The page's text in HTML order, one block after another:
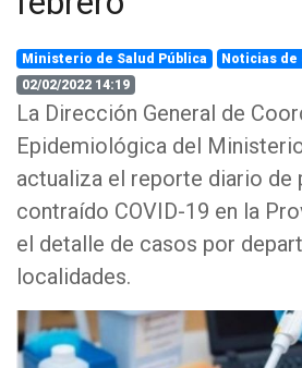
Ministerio de Salud Pública Noticias de
02/02/2022 14:19
La Dirección General de
Epidemiológica del
actualiza el reporte diario de
contraído COVID-19 en la
el detalle de casos por
localidades.